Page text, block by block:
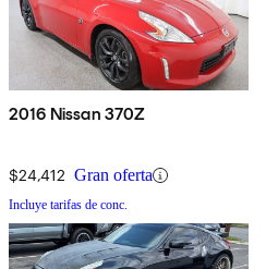
2016 Nissan 370Z
$24,412 Gran oferta
Incluye tarifas de conc.